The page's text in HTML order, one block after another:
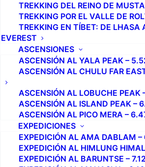
TREKKING DEL REINO DE
TREKKING POR EL VALLE DE
TREKKING EN TÍBET: DE LHASA
EVEREST
ASCENSIONES
ASCENSIÓN AL YALA PEAK –
ASCENSIÓN AL CHULU FAR
ASCENSIÓN AL LOBUCHE PEAK
ASCENSIÓN AL ISLAND PEAK –
ASCENSIÓN AL PICO MERA –
EXPEDICIONES
EXPEDICIÓN AL AMA DABLAM –
EXPEDICIÓN AL HIMLUNG
EXPEDICIÓN AL BARUNTSE –
Vista sobre el imponente Ama
Dado que tengo cierta experiencia,
guía solo para los días de
trekking hasta el pueblo de
del campamento base del Island
donde puedes alquilar todo el
ascensión, si te hace falta.
La travesía sigue laruta
campamento base del Everest.